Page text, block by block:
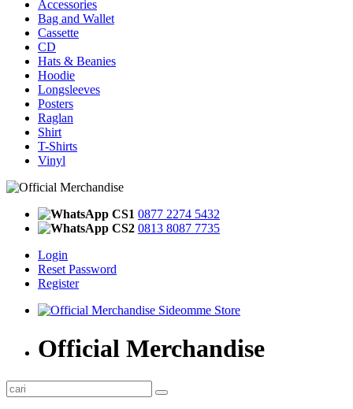
Accessories
Bag and Wallet
Cassette
CD
Hats & Beanies
Hoodie
Longsleeves
Posters
Raglan
Shirt
T-Shirts
Vinyl
CS1 0877 2274 5432
CS2 0813 8087 7735
Login
Reset Password
Register
Official Merchandise